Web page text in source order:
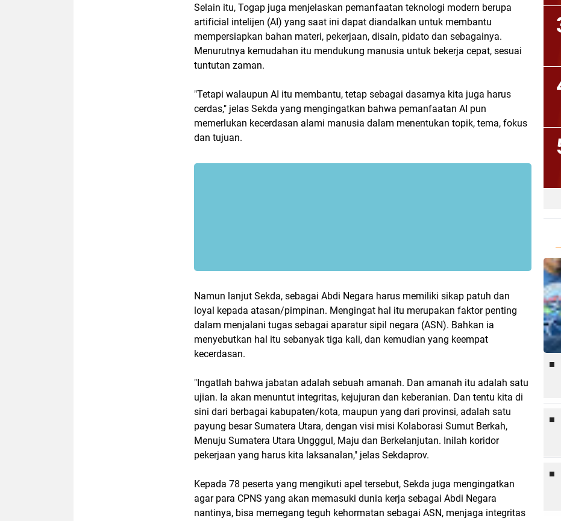
Selain itu, Togap juga menjelaskan pemanfaatan teknologi modern berupa
artificial intelijen (AI) yang saat ini dapat diandalkan untuk membantu
mempersiapkan bahan materi, pekerjaan, disain, pidato dan sebagainya.
Menurutnya kemudahan itu mendukung manusia untuk bekerja cepat, sesuai
tuntutan zaman.
"Tetapi walaupun AI itu membantu, tetap sebagai dasarnya kita juga harus
cerdas," jelas Sekda yang mengingatkan bahwa pemanfaatan AI pun
memerlukan kecerdasan alami manusia dalam menentukan topik, tema, fokus
dan tujuan.
Namun lanjut Sekda, sebagai Abdi Negara harus memiliki sikap patuh dan
loyal kepada atasan/pimpinan. Mengingat hal itu merupakan faktor penting
dalam menjalani tugas sebagai aparatur sipil negara (ASN). Bahkan ia
menyebutkan hal itu sebanyak tiga kali, dan kemudian yang keempat
kecerdasan.
"Ingatlah bahwa jabatan adalah sebuah amanah. Dan amanah itu adalah satu
ujian. Ia akan menuntut integritas, kejujuran dan keberanian. Dan tentu kita di
sini dari berbagai kabupaten/kota, maupun yang dari provinsi, adalah satu
payung besar Sumatera Utara, dengan visi misi Kolaborasi Sumut Berkah,
Menuju Sumatera Utara Ungggul, Maju dan Berkelanjutan. Inilah koridor
pekerjaan yang harus kita laksanalan," jelas Sekdaprov.
Kepada 78 peserta yang mengikuti apel tersebut, Sekda juga mengingatkan
agar para CPNS yang akan memasuki dunia kerja sebagai Abdi Negara
nantinya, bisa memegang teguh kehormatan sebagai ASN, menjaga integritas